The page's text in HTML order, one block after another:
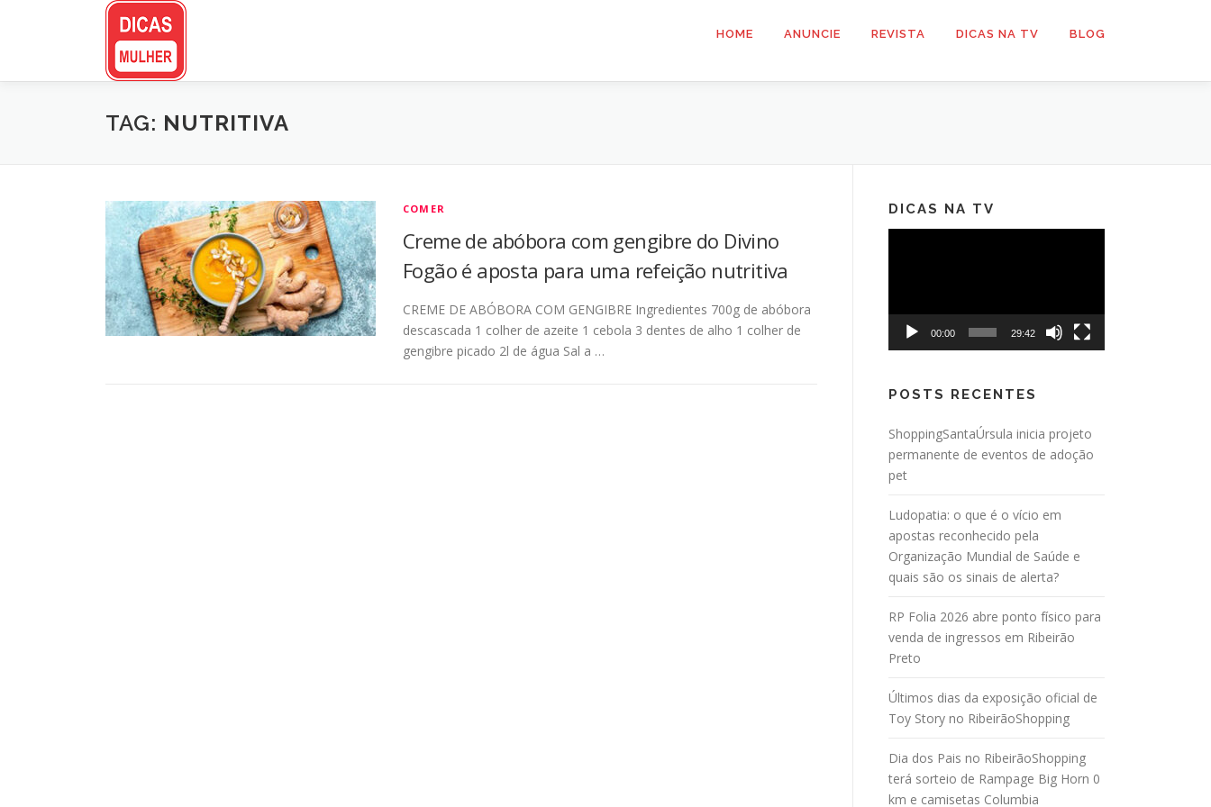
HOME ANUNCIE REVISTA DICAS NA TV BLOG
TAG: NUTRITIVA
COMER
Creme de abóbora com gengibre do Divino
Fogão é aposta para uma refeição nutritiva
CREME DE ABÓBORA COM GENGIBRE Ingredientes 700g de abóbora
descascada 1 colher de azeite 1 cebola 3 dentes de alho 1 colher de
gengibre picado 2l de água Sal a …
DICAS NA TV
00:00 29:42
POSTS RECENTES
ShoppingSantaÚrsula inicia projeto
permanente de eventos de adoção
pet
Ludopatia: o que é o vício em
apostas reconhecido pela
Organização Mundial de Saúde e
quais são os sinais de alerta?
RP Folia 2026 abre ponto físico para
venda de ingressos em Ribeirão
Preto
Últimos dias da exposição oficial de
Toy Story no RibeirãoShopping
Dia dos Pais no RibeirãoShopping
terá sorteio de Rampage Big Horn 0
km e camisetas Columbia